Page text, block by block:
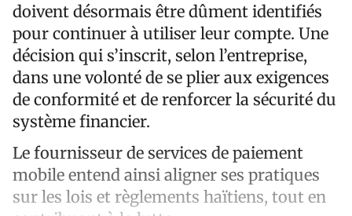
doivent désormais être dûment identifiés
pour continuer à utiliser leur compte. Une
décision qui s’inscrit, selon l’entreprise,
dans une volonté de se plier aux exigences
de conformité et de renforcer la sécurité du
système financier.
Le fournisseur de services de paiement
mobile entend ainsi aligner ses pratiques
sur les lois et règlements haïtiens, tout en